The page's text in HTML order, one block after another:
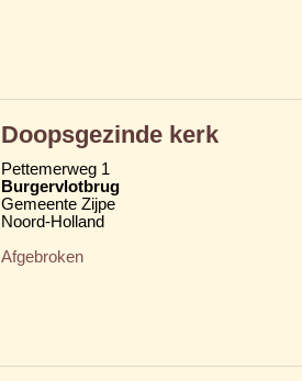
Doopsgezinde kerk
Pettemerweg 1
Burgervlotbrug
Gemeente Zijpe
Noord-Holland
Afgebroken